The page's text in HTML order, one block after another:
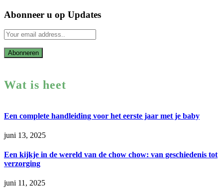
Abonneer u op Updates
Wat is heet
Een complete handleiding voor het eerste jaar met je baby
juni 13, 2025
Een kijkje in de wereld van de chow chow: van geschiedenis tot
verzorging
juni 11, 2025